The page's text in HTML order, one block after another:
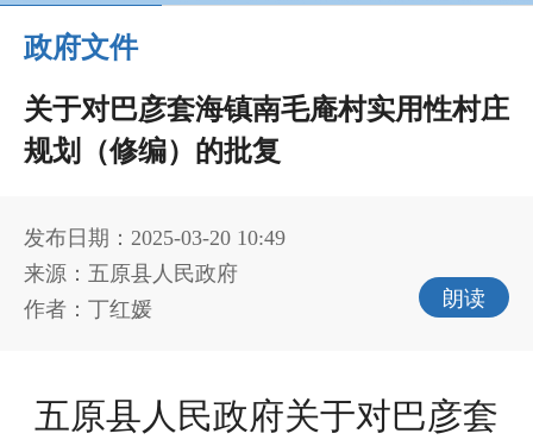
政府文件
关于对巴彦套海镇南毛庵村实用性村庄
规划（修编）的批复
发布日期：2025-03-20 10:49
来源：五原县人民政府
作者：丁红媛
朗读
五原县人民政府关于对巴彦套